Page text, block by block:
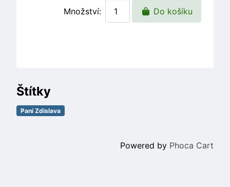
Množství: Do košíku
Štítky
Paní Zdislava
Powered by Phoca Cart